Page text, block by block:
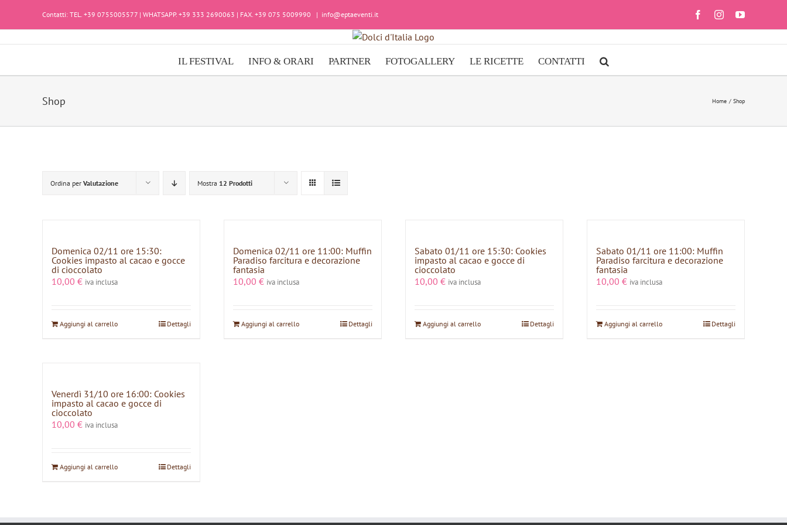
Contatti: TEL. +39 0755005577 | WHATSAPP. +39 333 2690063 | FAX. +39 075 5009990 | info@eptaeventi.it FacebookInstagramYouTube
IL FESTIVAL INFO & ORARI PARTNER FOTOGALLERY LE RICETTE CONTATTI
Shop Home Shop
Ordina per Valutazione Mostra 12 Prodotti
Domenica 02/11 ore 15:30:
Cookies impasto al cacao e gocce
di cioccolato
10,00 € iva inclusa
Aggiungi al carrello Dettagli
Domenica 02/11 ore 11:00: Muffin
Paradiso farcitura e decorazione
fantasia
10,00 € iva inclusa
Aggiungi al carrello Dettagli
Sabato 01/11 ore 15:30: Cookies
impasto al cacao e gocce di
cioccolato
10,00 € iva inclusa
Aggiungi al carrello Dettagli
Sabato 01/11 ore 11:00: Muffin
Paradiso farcitura e decorazione
fantasia
10,00 € iva inclusa
Aggiungi al carrello Dettagli
Venerdì 31/10 ore 16:00: Cookies
impasto al cacao e gocce di
cioccolato
10,00 € iva inclusa
Aggiungi al carrello Dettagli